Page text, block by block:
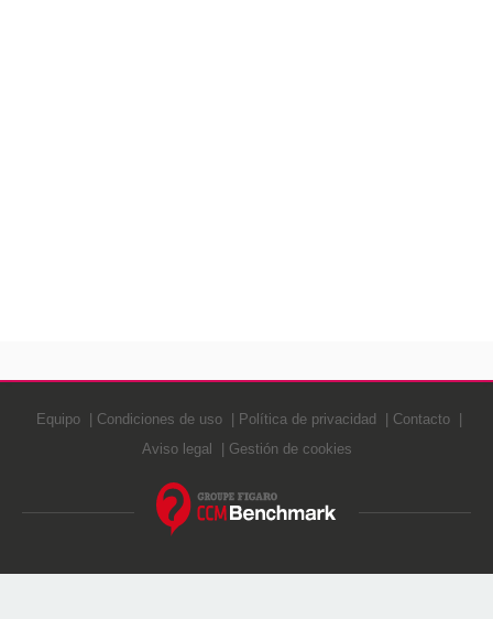
Equipo Condiciones de uso Política de privacidad
Contacto
Aviso legal
Gestión de cookies